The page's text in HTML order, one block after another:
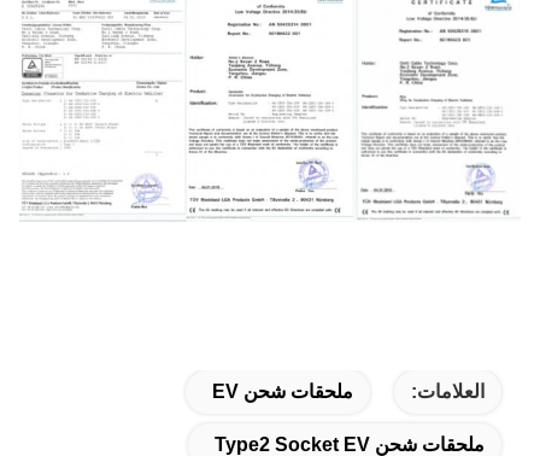
العلامات: ملحقات شحن EV
ملحقات شحن Type2 Socket EV